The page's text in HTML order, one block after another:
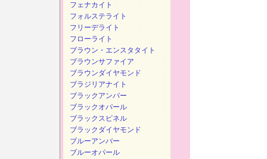
フェナカイト
フォルステライト
フリーデライト
フローライト
ブラウン・エンスタタイト
ブラウンサファイア
ブラウンダイヤモンド
ブラジリアナイト
ブラックアンバー
ブラックオパール
ブラックスピネル
ブラックダイヤモンド
ブルーアンバー
ブルーオパール